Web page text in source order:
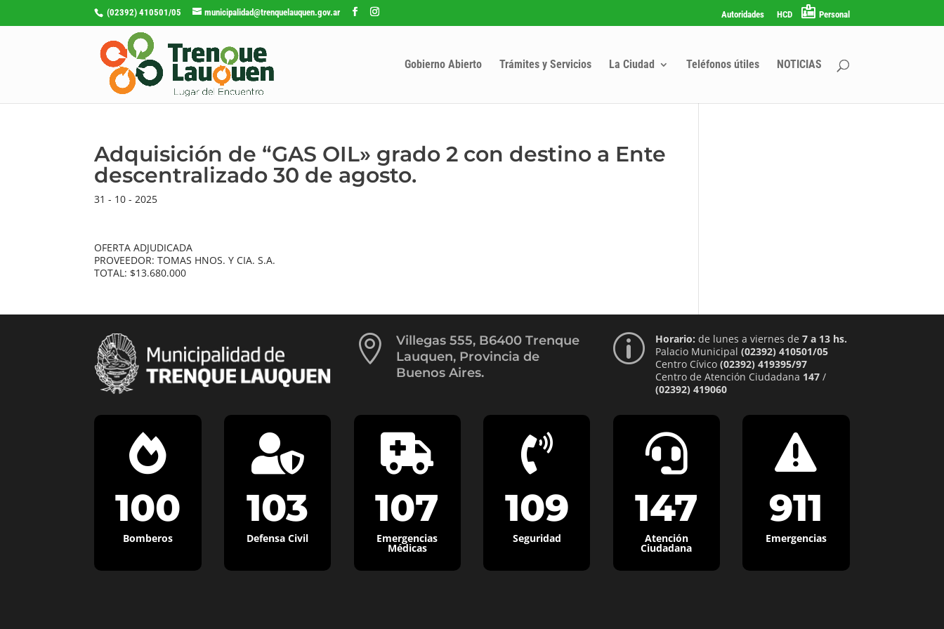
(02392) 410501/05 municipalidad@trenquelauquen.gov.ar Autoridades HCD Personal
Gobierno Abierto Trámites y Servicios La Ciudad Teléfonos útiles NOTICIAS
Adquisición de “GAS OIL» grado 2 con destino a Ente
descentralizado 30 de agosto.
31 - 10 - 2025
OFERTA ADJUDICADA
PROVEEDOR: TOMAS HNOS. Y CIA. S.A.
TOTAL: $13.680.000

Villegas 555, B6400 Trenque
Lauquen, Provincia de
Buenos Aires.
p Horario: de lunes a viernes de 7 a 13 hs.
Palacio Municipal (02392) 410501/05
Centro Cívico (02392) 419395/97
Centro de Atención Ciudadana 147/
(02392) 419060

100
Bomberos

103
Defensa Civil

107
Emergencias
Médicas

109
Seguridad

147
Atención
Ciudadana

911
Emergencias